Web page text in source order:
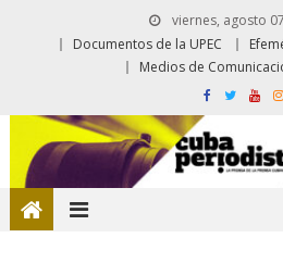
viernes, agosto
Documentos de la UPEC
Medios de